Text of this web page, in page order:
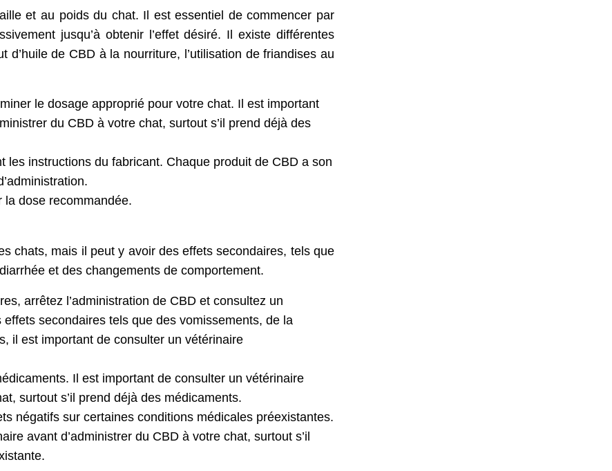
et au poids du chat. Il est essentiel de commencer par
jusqu’à obtenir l’effet désiré. Il existe différentes
d’huile de CBD à la nourriture, l’utilisation de friandises au
le dosage approprié pour votre chat. Il est important
du CBD à votre chat, surtout s’il prend déjà des
les instructions du fabricant. Chaque produit de CBD a son
la dose recommandée.
chats, mais il peut y avoir des effets secondaires, tels que
et des changements de comportement.
arrêtez l’administration de CBD et consultez un
secondaires tels que des vomissements, de la
il est important de consulter un vétérinaire
Il est important de consulter un vétérinaire
surtout s’il prend déjà des médicaments.
négatifs sur certaines conditions médicales préexistantes.
avant d’administrer du CBD à votre chat, surtout s’il